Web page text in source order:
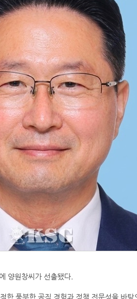
양원창씨가 선출됐다.
풍부한 공직 경험과 정책 전문성을 바탕